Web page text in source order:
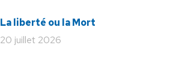
La liberté ou la Mort
20 juillet 2026